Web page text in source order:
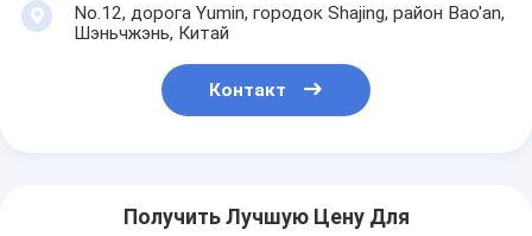
No.12, дорога Yumin, городок Shajing, район Bao'an,
Шэньчжэнь, Китай
Контакт
Получить Лучшую Цену Для